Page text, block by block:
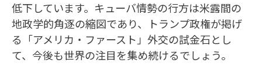
低下しています。キューバ情勢の行方は米露間の
地政学的角逐の縮図であり、トランプ政権が掲げ
る「アメリカ・ファースト」外交の試金石とし
て、今後も世界の注目を集め続けるでしょう。